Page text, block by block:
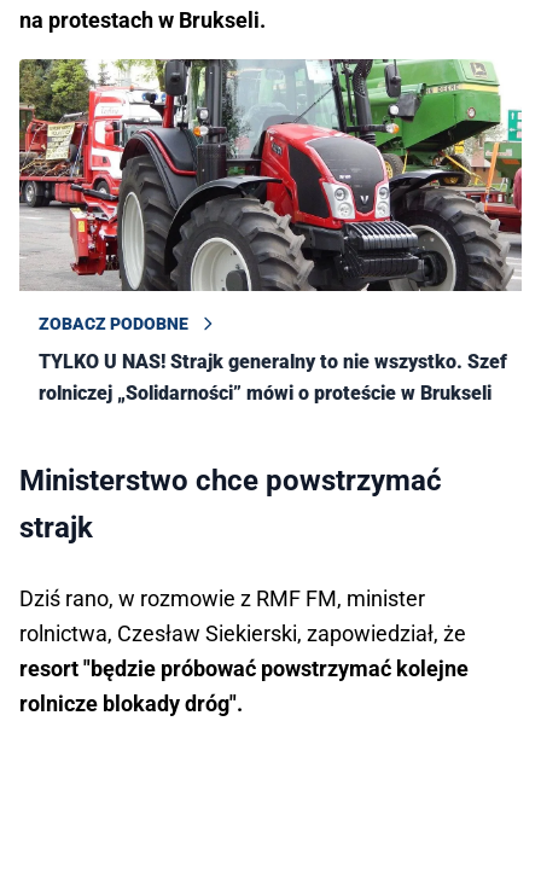
na protestach w Brukseli.
ZOBACZ PODOBNE
TYLKO U NAS! Strajk generalny to nie wszystko. Szef
rolniczej „Solidarności” mówi o proteście w Brukseli
Ministerstwo chce powstrzymać
strajk
Dziś rano, w rozmowie z RMF FM, minister
rolnictwa, Czesław Siekierski, zapowiedział, że
resort "będzie próbować powstrzymać kolejne
rolnicze blokady dróg".